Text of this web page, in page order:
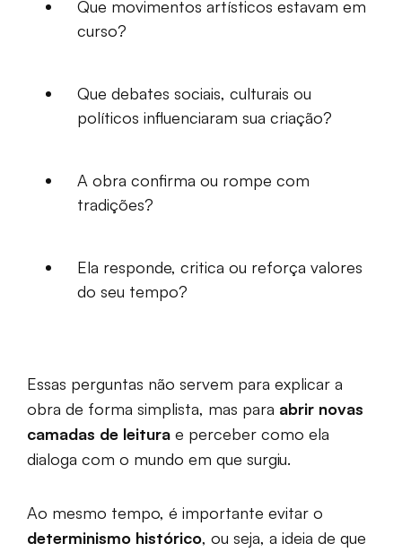
Que movimentos artísticos estavam em
curso?
Que debates sociais, culturais ou
políticos influenciaram sua criação?
A obra confirma ou rompe com
tradições?
Ela responde, critica ou reforça valores
do seu tempo?
Essas perguntas não servem para explicar a
obra de forma simplista, mas para abrir novas
camadas de leitura e perceber como ela
dialoga com o mundo em que surgiu.
Ao mesmo tempo, é importante evitar o
determinismo histórico, ou seja, a ideia de que